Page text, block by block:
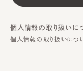
個人情報の取り扱いに
個人情報の取り扱いについ